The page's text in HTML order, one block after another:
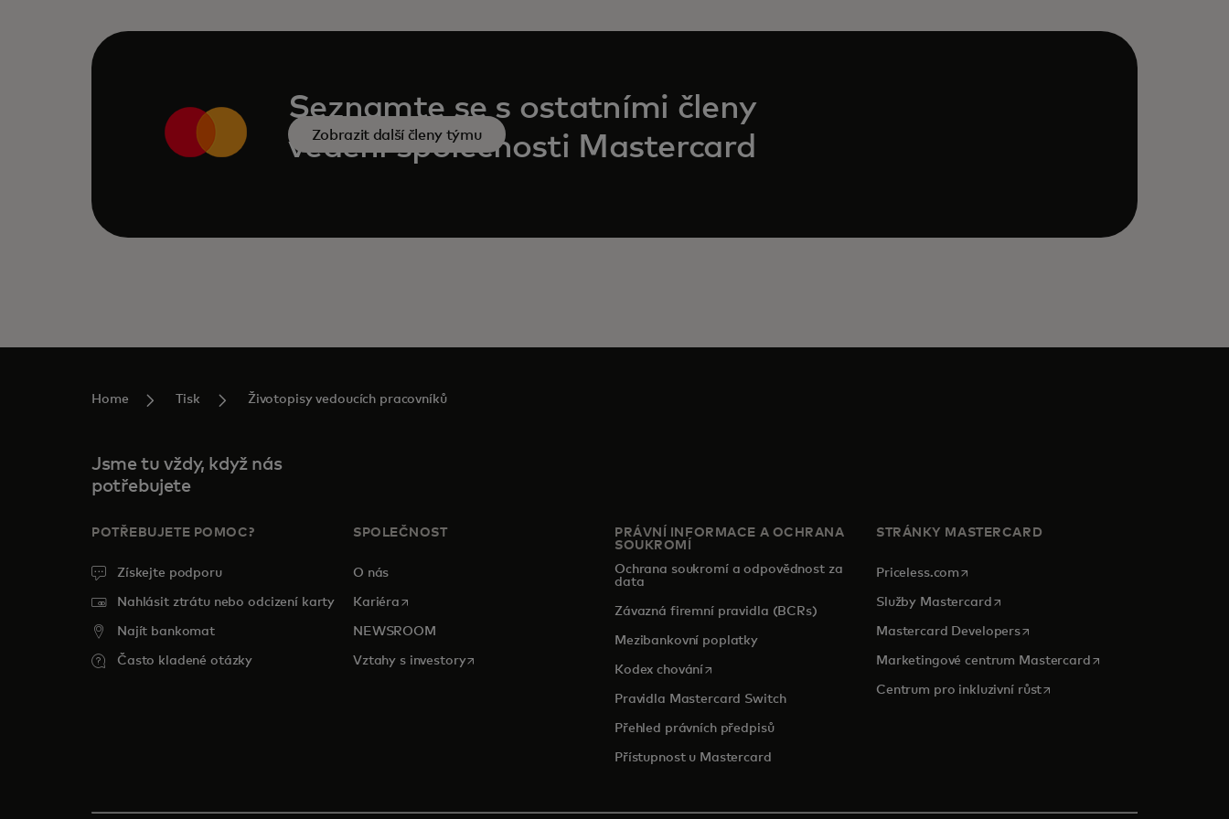
Seznamte se s ostatními členy
vedení společnosti Mastercard
Zobrazit další členy týmu
Home Tisk Životopisy vedoucích pracovníků
Jsme tu vždy, když nás
potřebujete
POTŘEBUJETE POMOC?
Získejte podporu
Nahlásit ztrátu nebo odcizení karty
Najít bankomat
Často kladené otázky
SPOLEČNOST
O nás
Kariéra opens in a new tab
NEWSROOM
Vztahy s investoryopens in a new tab
PRÁVNÍ INFORMACE A OCHRANA
SOUKROMÍ
Ochrana soukromí a odpovědnost za
data
Závazná firemní pravidla (BCRs)
Mezibankovní poplatky
Kodex chováníopens in a new tab
Pravidla Mastercard Switch
Přehled právních předpisů
Přístupnost u Mastercard
STRÁNKY MASTERCARD
Priceless.com opens in a new tab
Služby Mastercardopens in a new tab
Mastercard Developersopens in a new tab
Marketingové centrum Mastercardopens in a new tab
Centrum pro inkluzivní růstopens in a new tab